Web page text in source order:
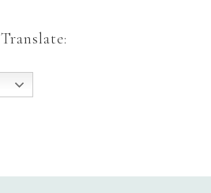
Translate: